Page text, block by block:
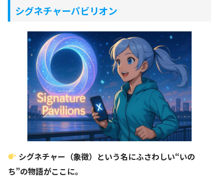
シグネチャーパビリオン
シグネチャー（象徴）という名にふさわしい“いの
ち”の物語がここに。